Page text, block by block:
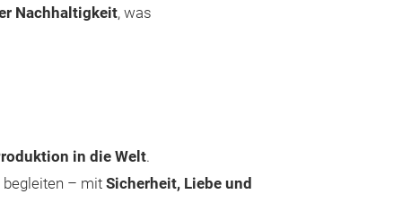
Nachhaltigkeit, was
in die Welt.
begleiten – mit Sicherheit, Liebe und